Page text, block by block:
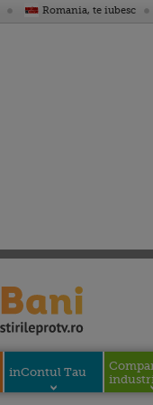
Romania, te iubesc
inContul Tau